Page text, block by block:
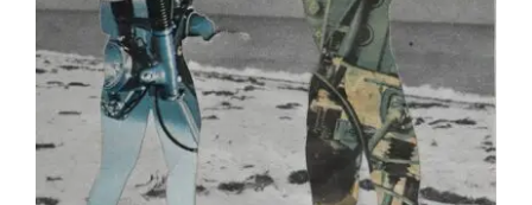
Jean-Pierre Le Boul’ch – Femme
mécanique n°5